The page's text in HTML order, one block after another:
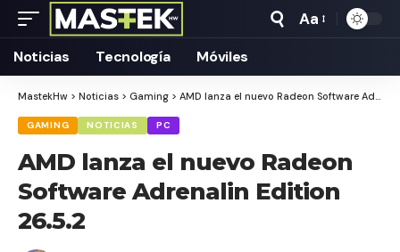
Tamaño
Aa
Noticias Tecnología Móviles
MastekHw > Noticias > Gaming > AMD lanza el nuevo Radeon Software Adrenalin Edition 26.5.2
GAMING NOTICIAS PC
AMD lanza el nuevo Radeon
Software Adrenalin Edition
26.5.2